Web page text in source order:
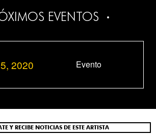
EVENTOS
2020 Evento
Y RECIBE NOTICIAS DE ESTE ARTISTA